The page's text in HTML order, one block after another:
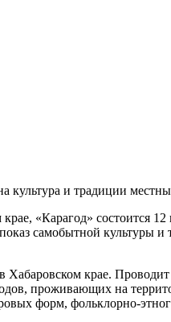
культура и традиции
«Карагод» состоится
самобытной
Хабаровском крае.
проживающих на
форм, фольклорно-